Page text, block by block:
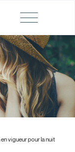
vigueur pour la nuit